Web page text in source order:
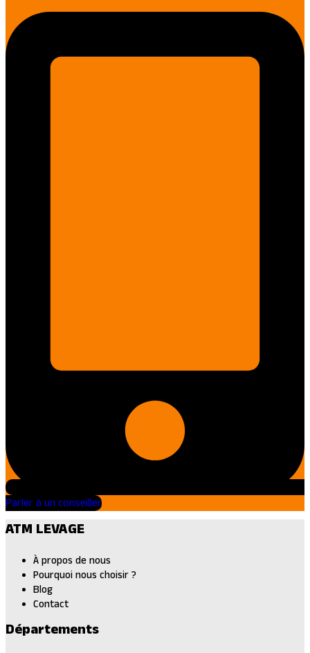
Parler à un conseiller
ATM LEVAGE
À propos de nous
Pourquoi nous choisir ?
Blog
Contact
Départements